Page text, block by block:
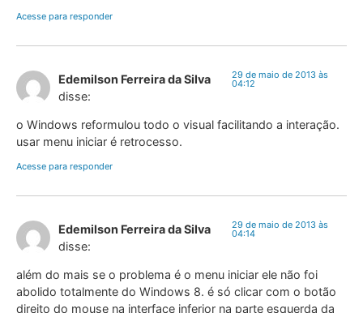
Acesse para responder
Edemilson Ferreira da Silva
disse:
29 de maio de 2013 às
04:12
o Windows reformulou todo o visual facilitando a interação.
usar menu iniciar é retrocesso.
Acesse para responder
Edemilson Ferreira da Silva
disse:
29 de maio de 2013 às
04:14
além do mais se o problema é o menu iniciar ele não foi
abolido totalmente do Windows 8. é só clicar com o botão
direito do mouse na interface inferior na parte esquerda da